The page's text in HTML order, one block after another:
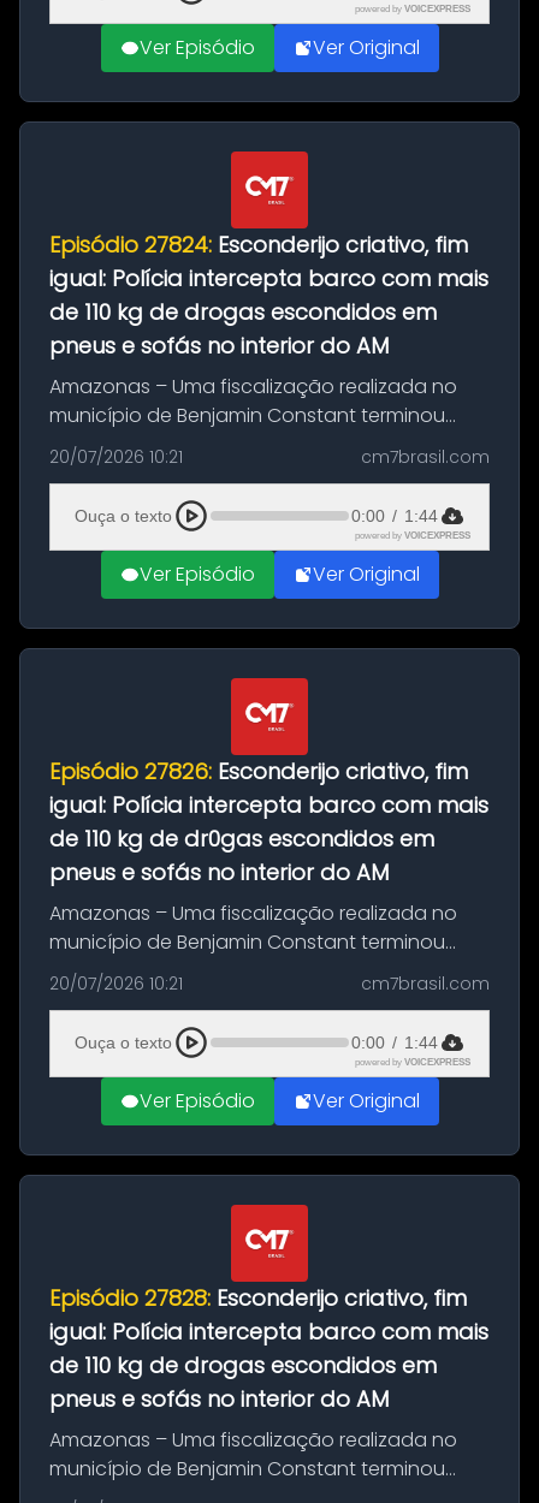
powered by VOICEXPRESS
Ver Episódio Ver Original
Episódio 27824: Esconderijo criativo, fim
igual: Polícia intercepta barco com mais
de 110 kg de drogas escondidos em
pneus e sofás no interior do AM
Amazonas – Uma fiscalização realizada no
município de Benjamin Constant terminou
com a apreensão de aproximadamente 115
quilos de entorpecentes em uma
embarcação atracada no porto da cidade. O
materia...
20/07/2026 10:21 cm7brasil.com
Ouça o texto 0:00 / 1:44
powered by VOICEXPRESS
Ver Episódio Ver Original
Episódio 27826: Esconderijo criativo, fim
igual: Polícia intercepta barco com mais
de 110 kg de dr0gas escondidos em
pneus e sofás no interior do AM
Amazonas – Uma fiscalização realizada no
município de Benjamin Constant terminou
com a apreensão de aproximadamente 115
quilos de entorpecentes em uma
embarcação atracada no porto da cidade. O
materia...
20/07/2026 10:21 cm7brasil.com
Ouça o texto 0:00 / 1:44
powered by VOICEXPRESS
Ver Episódio Ver Original
Episódio 27828: Esconderijo criativo, fim
igual: Polícia intercepta barco com mais
de 110 kg de drogas escondidos em
pneus e sofás no interior do AM
Amazonas – Uma fiscalização realizada no
município de Benjamin Constant terminou